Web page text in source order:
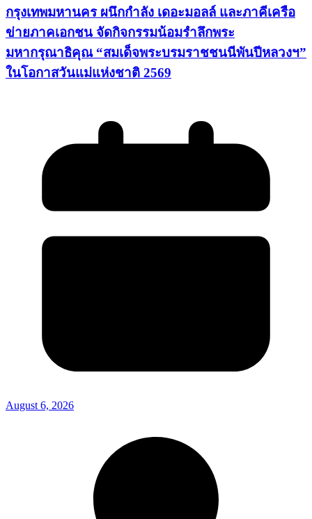
กรุงเทพมหานคร ผนึกกำลัง เดอะมอลล์ และภาคีเครือ
ข่ายภาคเอกชน จัดกิจกรรมน้อมรำลึกพระ
มหากรุณาธิคุณ “สมเด็จพระบรมราชชนนีพันปีหลวงฯ”
ในโอกาสวันแม่แห่งชาติ 2569
August 6, 2026